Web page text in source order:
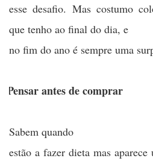
esse desafio. Mas costumo
que tenho ao final do dia, e
no fim do ano é sempre uma
Pensar antes de comprar
Sabem quando
estão a fazer dieta mas